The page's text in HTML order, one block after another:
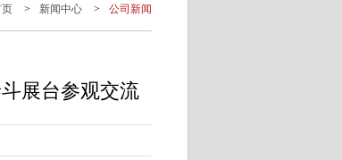
> 新闻中心 > 公司新闻
展台参观交流